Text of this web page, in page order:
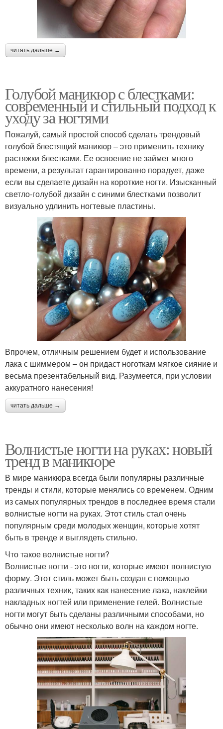
читать дальше →
Голубой маникюр с блестками:
современный и стильный подход к
уходу за ногтями
Пожалуй, самый простой способ сделать трендовый
голубой блестящий маникюр – это применить технику
растяжки блестками. Ее освоение не займет много
времени, а результат гарантированно порадует, даже
если вы сделаете дизайн на короткие ногти. Изысканный
светло-голубой дизайн с синими блестками позволит
визуально удлинить ногтевые пластины.
Впрочем, отличным решением будет и использование
лака с шиммером – он придаст ноготкам мягкое сияние и
весьма презентабельный вид. Разумеется, при условии
аккуратного нанесения!
читать дальше →
Волнистые ногти на руках: новый
тренд в маникюре
В мире маникюра всегда были популярны различные
тренды и стили, которые менялись со временем. Одним
из самых популярных трендов в последнее время стали
волнистые ногти на руках. Этот стиль стал очень
популярным среди молодых женщин, которые хотят
быть в тренде и выглядеть стильно.
Что такое волнистые ногти?
Волнистые ногти - это ногти, которые имеют волнистую
форму. Этот стиль может быть создан с помощью
различных техник, таких как нанесение лака, наклейки
накладных ногтей или применение гелей. Волнистые
ногти могут быть сделаны различными способами, но
обычно они имеют несколько волн на каждом ногте.